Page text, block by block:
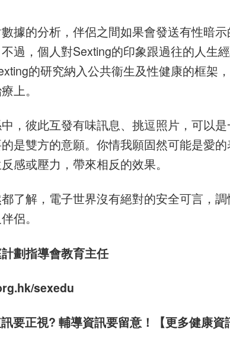
據的分析，伴侶之間如果會發送有性暗
過，個人對Sexting的印象跟過往的人生
的研究納入公共衞生及性健康的框架
上。
，彼此互發有味訊息、挑逗照片，可以
是雙方的意願。你情我願固然可能是愛
感或壓力，帶來相反的效果。
了解，電子世界沒有絕對的安全可言，
侶。
劃指導會教育主任
sexedu
要正視? 輔導資訊要留意！【更多健康資